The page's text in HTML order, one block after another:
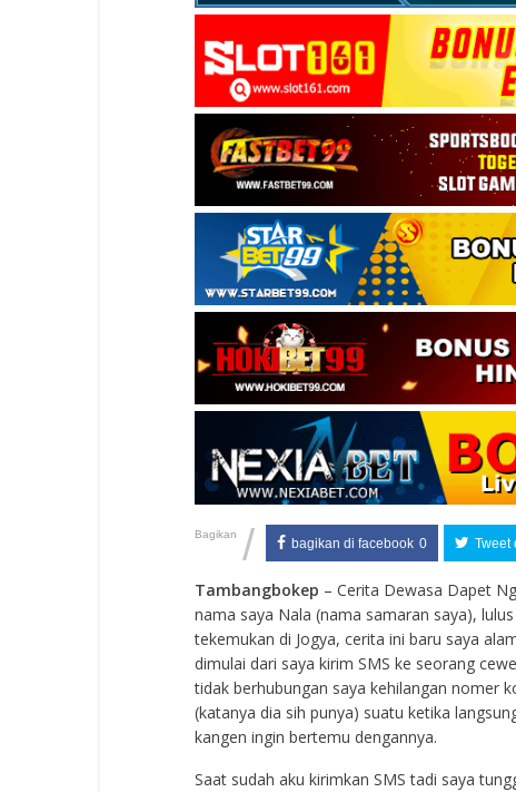
Bagikan / bagikan di facebook 0 Tweet
Tambangbokep – Cerita Dewasa Dapet
nama saya Nala (nama samaran saya),
tekemukan di Jogya, cerita ini baru saya
dimulai dari saya kirim SMS ke seorang
tidak berhubungan saya kehilangan nomer
(katanya dia sih punya) suatu ketika
kangen ingin bertemu dengannya.
Saat sudah aku kirimkan SMS tadi saya